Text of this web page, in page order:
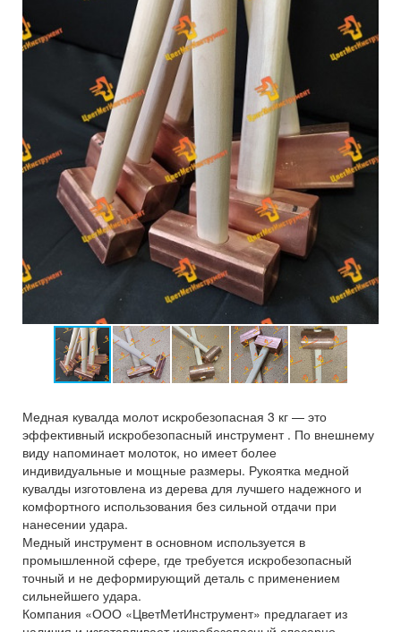
Медная кувалда молот искробезопасная 3 кг — это
эффективный искробезопасный инструмент . По внешнему
виду напоминает молоток, но имеет более
индивидуальные и мощные размеры. Рукоятка медной
кувалды изготовлена из дерева для лучшего надежного и
комфортного использования без сильной отдачи при
нанесении удара.
Медный инструмент в основном используется в
промышленной сфере, где требуется искробезопасный
точный и не деформирующий деталь с применением
сильнейшего удара.
Компания «ООО «ЦветМетИнструмент» предлагает из